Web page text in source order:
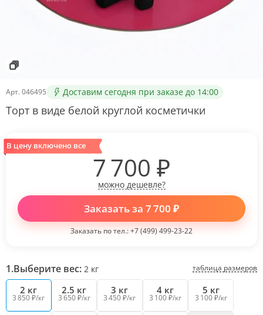
Арт. 046495 Доставим сегодня при заказе до 14:00
Торт в виде белой круглой косметички
1.Выберите вес: 2 кг таблица размеров
2 кг
3 850 ₽/кг
2.5 кг
3 650 ₽/кг
3 кг
3 450 ₽/кг
4 кг
3 100 ₽/кг
5 кг
3 100 ₽/кг
В цену включено все
7 700 ₽
можно дешевле?
Заказать за 7 700 ₽
Заказать по тел.:+7 (499) 499-23-22